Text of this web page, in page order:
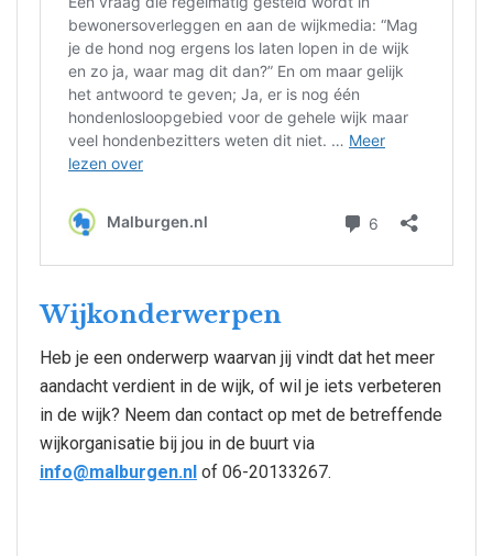
Wijkonderwerpen
Heb je een onderwerp waarvan jij vindt dat het meer
aandacht verdient in de wijk, of wil je iets verbeteren
in de wijk? Neem dan contact op met de betreffende
wijkorganisatie bij jou in de buurt via
info@malburgen.nl of 06-20133267.